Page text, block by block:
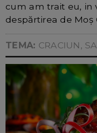
cum am trait eu, in
despărtirea de Moș
TEMA: CRACIUN,